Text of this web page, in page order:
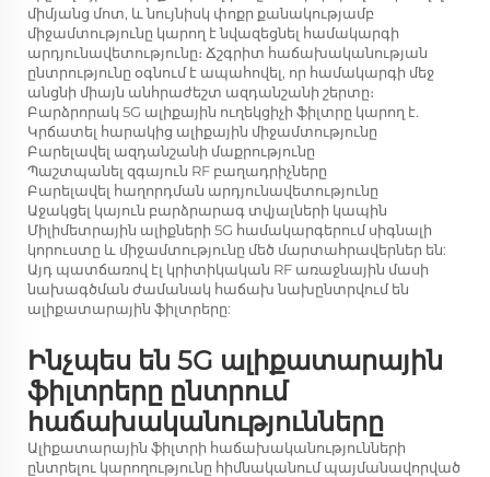
միմյանց մոտ, և նույնիսկ փոքր քանակությամբ
միջամտությունը կարող է նվազեցնել համակարգի
արդյունավետությունը։ Ճշգրիտ հաճախականության
ընտրությունը օգնում է ապահովել, որ համակարգի մեջ
անցնի միայն անհրաժեշտ ազդանշանի շերտը։
Բարձրորակ 5G ալիքային ուղեկցիչի ֆիլտրը կարող է.
Կրճատել հարակից ալիքային միջամտությունը
Բարելավել ազդանշանի մաքրությունը
Պաշտպանել զգայուն RF բաղադրիչները
Բարելավել հաղորդման արդյունավետությունը
Աջակցել կայուն բարձրարագ տվյալների կապին
Միլիմետրային ալիքների 5G համակարգերում սիգնալի
կորուստը և միջամտությունը մեծ մարտահրավերներ են:
Այդ պատճառով էլ կրիտիկական RF առաջնային մասի
նախագծման ժամանակ հաճախ նախընտրվում են
ալիքատարային ֆիլտրերը:
Ինչպես են 5G ալիքատարային
ֆիլտրերը ընտրում
հաճախականությունները
Ալիքատարային ֆիլտրի հաճախականությունների
ընտրելու կարողությունը հիմնականում պայմանավորված